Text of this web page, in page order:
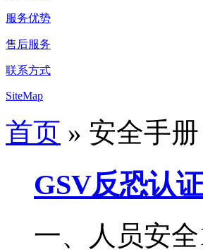
服务优势
售后服务
联系方式
SiteMap
首页 » 安全手册
GSV反恐认
一、人员安